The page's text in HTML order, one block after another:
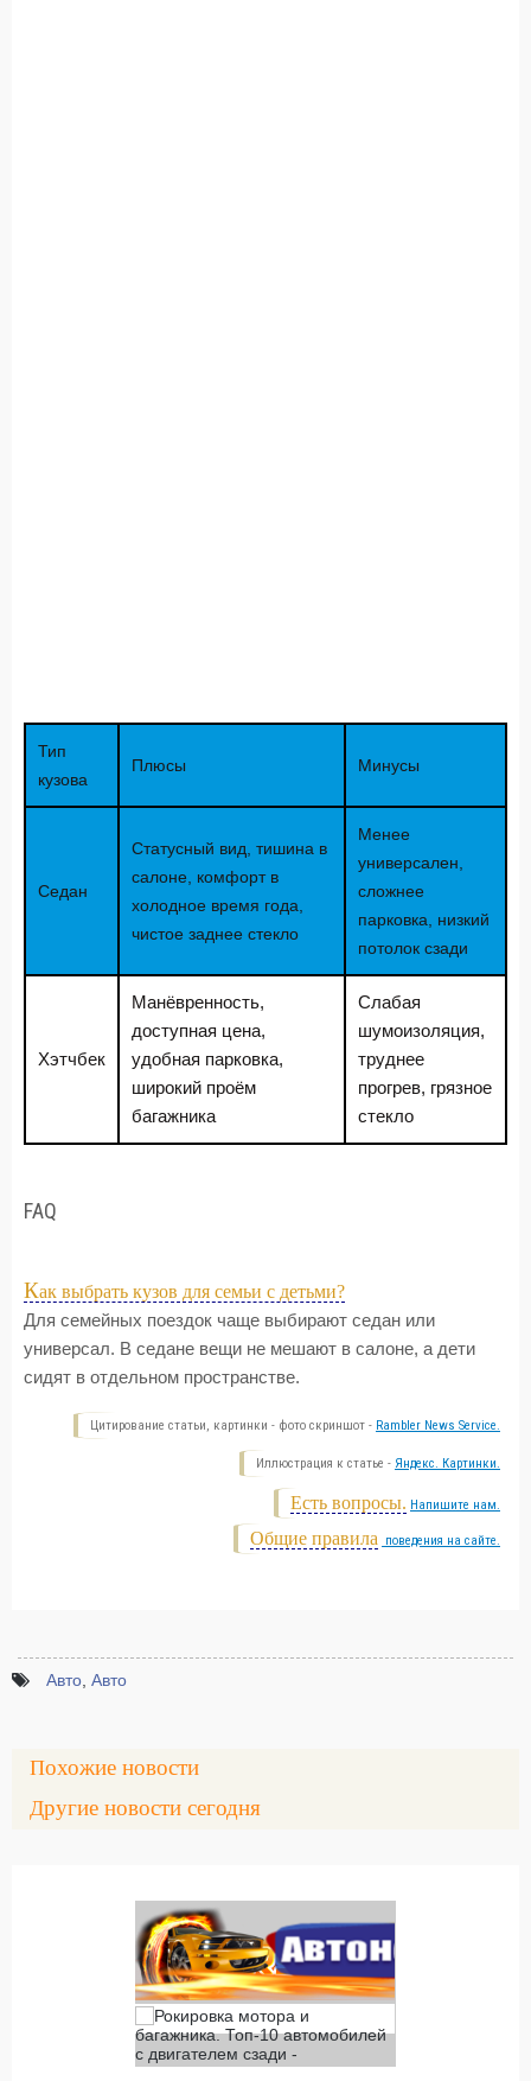
Тип
кузова
Плюсы Минусы
Седан
Статусный вид, тишина в
салоне, комфорт в
холодное время года,
чистое заднее стекло
Менее
универсален,
сложнее
парковка, низкий
потолок сзади
Хэтчбек
Манёвренность,
доступная цена,
удобная парковка,
широкий проём
багажника
Слабая
шумоизоляция,
труднее
прогрев, грязное
стекло
FAQ
Как выбрать кузов для семьи с детьми?
Для семейных поездок чаще выбирают седан или
универсал. В седане вещи не мешают в салоне, а дети
сидят в отдельном пространстве.
Цитирование статьи, картинки - фото скриншот - Rambler News Service.
Иллюстрация к статье - Яндекс. Картинки.
Есть вопросы. Напишите нам.
Общие правила поведения на сайте.
Авто Авто
Похожие новости
Другие новости сегодня